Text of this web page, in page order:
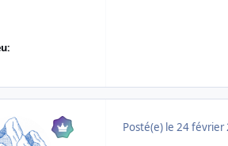
Posté(e) le 24 février